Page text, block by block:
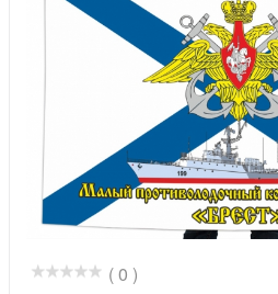
( 0 )